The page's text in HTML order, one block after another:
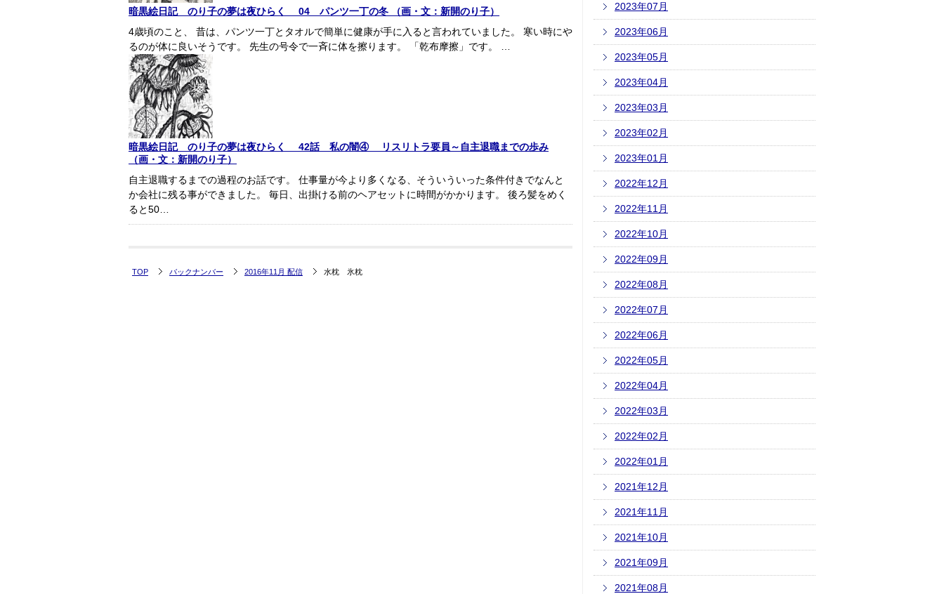
暗黒絵日記 のり子の夢は夜ひらく 04 パンツ一丁の冬 （画・文：新開のり子）
4歳頃のこと、 昔は、パンツ一丁とタオルで簡単に健康が手に入ると言われていました。 寒い時にや
るのが体に良いそうです。 先生の号令で一斉に体を擦ります。 「乾布摩擦」です。 …
暗黒絵日記 のり子の夢は夜ひらく 42話 私の闇④ リスリトラ要員～自主退職までの歩み
（画・文：新開のり子）
自主退職するまでの過程のお話です。 仕事量が今より多くなる、そういういった条件付きでなんと
か会社に残る事ができました。 毎日、出掛ける前のヘアセットに時間がかかります。 後ろ髪をめく
ると50…
TOP バックナンバー 2016年11月 配信 水枕 氷枕
2023年07月
2023年06月
2023年05月
2023年04月
2023年03月
2023年02月
2023年01月
2022年12月
2022年11月
2022年10月
2022年09月
2022年08月
2022年07月
2022年06月
2022年05月
2022年04月
2022年03月
2022年02月
2022年01月
2021年12月
2021年11月
2021年10月
2021年09月
2021年08月